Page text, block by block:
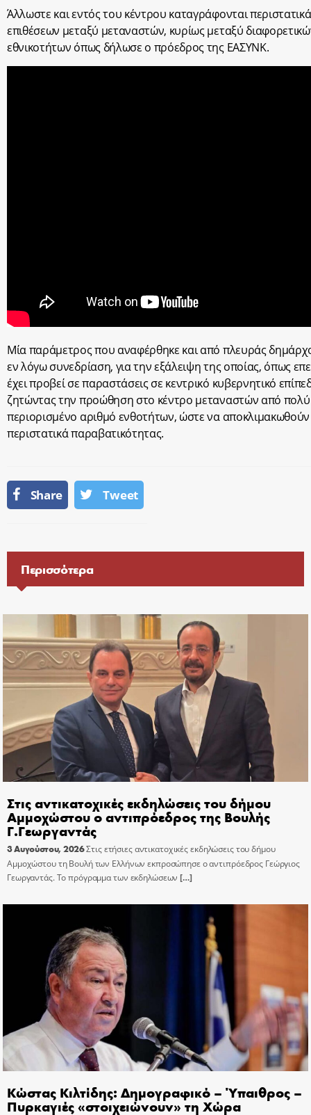
Άλλωστε και εντός του κέντρου καταγράφονται περιστατικά
επιθέσεων μεταξύ μεταναστών, κυρίως μεταξύ
εθνικοτήτων όπως δήλωσε ο πρόεδρος της ΕΑΣΥΝΚ.
Μία παράμετρος που αναφέρθηκε και από πλευράς
εν λόγω συνεδρίαση, για την εξάλειψη της οποίας, όπως
έχει προβεί σε παραστάσεις σε κεντρικό κυβερνητικό
ζητώντας την προώθηση στο κέντρο μεταναστών από πολύ
περιορισμένο αριθμό ενθοτήτων, ώστε να
περιστατικά παραβατικότητας.
Share Tweet
Περισσότερα
Στις αντικατοχικές εκδηλώσεις του δήμου
Αμμοχώστου ο αντιπρόεδρος της Βουλής
Γ.Γεωργαντάς
3 Αυγούστου, 2026Στις ετήσιες αντικατοχικές εκδηλώσεις του δήμου
Αμμοχώστου τη Βουλή των Ελλήνων εκπροσώπησε ο αντιπρόεδρος Γεώργιος
Γεωργαντάς. Το πρόγραμμα των εκδηλώσεων […]
Κώστας Κιλτίδης: Δημογραφικό – Ύπαιθρος –
Πυρκαγιές «στοιχειώνουν» τη Χώρα